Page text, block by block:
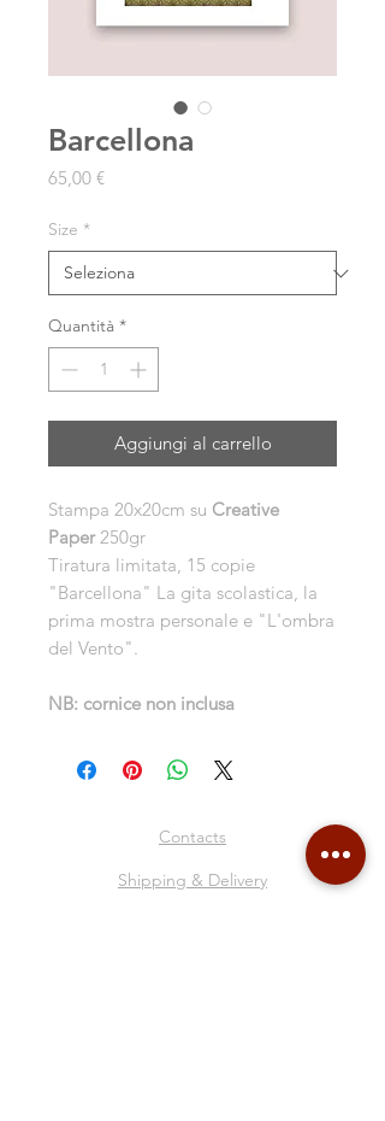
Barcellona
65,00 €Prezzo
Size *
Quantità *
Aggiungi al carrello
Stampa 20x20cm su Creative
Paper250gr
Tiratura limitata, 15 copie
"Barcellona" La gita scolastica, la
prima mostra personale e "L'ombra
del Vento".
NB: cornice non inclusa
Contacts
Shipping & Delivery